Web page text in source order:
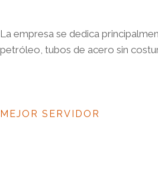
La empresa se dedica
petróleo, tubos de acero sin
MEJOR SERVIDOR